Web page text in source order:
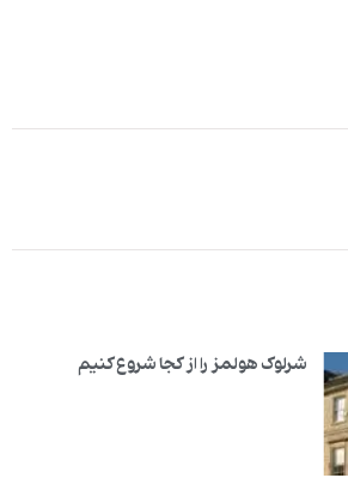
شرلوک هولمز را از کجا شروع کنیم